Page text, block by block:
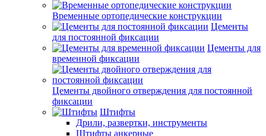
Временные ортопедические конструкции
Цементы
для постоянной фиксации
Цементы для
временной фиксации
Цементы двойного отверждения для постоянной
фиксации
Штифты
Дрили, развертки, инструменты
Штифты анкерные